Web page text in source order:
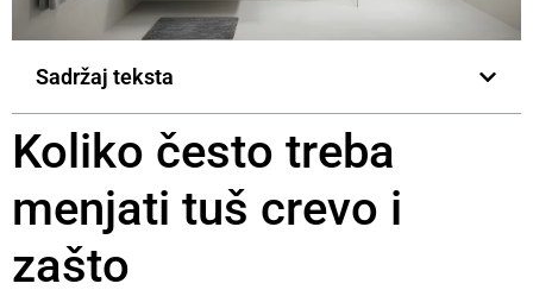
Sadržaj teksta
Koliko često treba
menjati tuš crevo i
zašto